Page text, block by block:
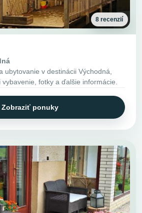
8 recenzií
ubytovanie v destinácii Východná,
vybavenie, fotky a ďalšie informácie.
Zobraziť ponuky